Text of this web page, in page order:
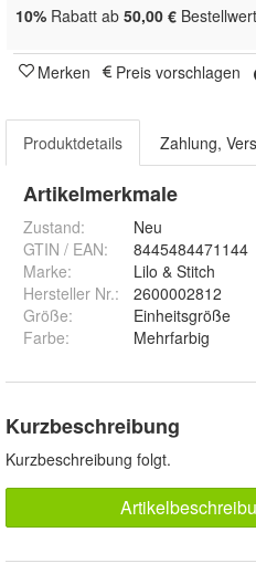
10% Rabatt ab 50,00 €
Merken Preis vorschlagen
Produktdetails Zahlung,
Artikelmerkmale
Zustand:
Neu
GTIN / EAN:
8445484471144
Marke:
Lilo & Stitch
Hersteller Nr.:
2600002812
Größe:
Einheitsgröße
Farbe: Mehrfarbig
Kurzbeschreibung
Kurzbeschreibung folgt.